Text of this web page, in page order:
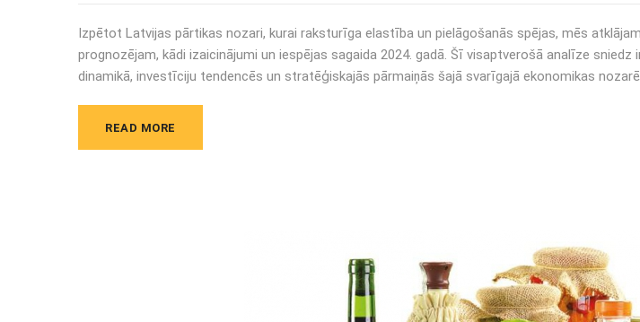
Izpētot Latvijas pārtikas nozari, kurai raksturīga elastība un pielāgošanās spējas, mēs
prognozējam, kādi izaicinājumi un iespējas sagaida 2024. gadā. Šī visaptverošā analīze
dinamikā, investīciju tendencēs un stratēģiskajās pārmaiņās šajā svarīgajā ekonomikas
READ MORE